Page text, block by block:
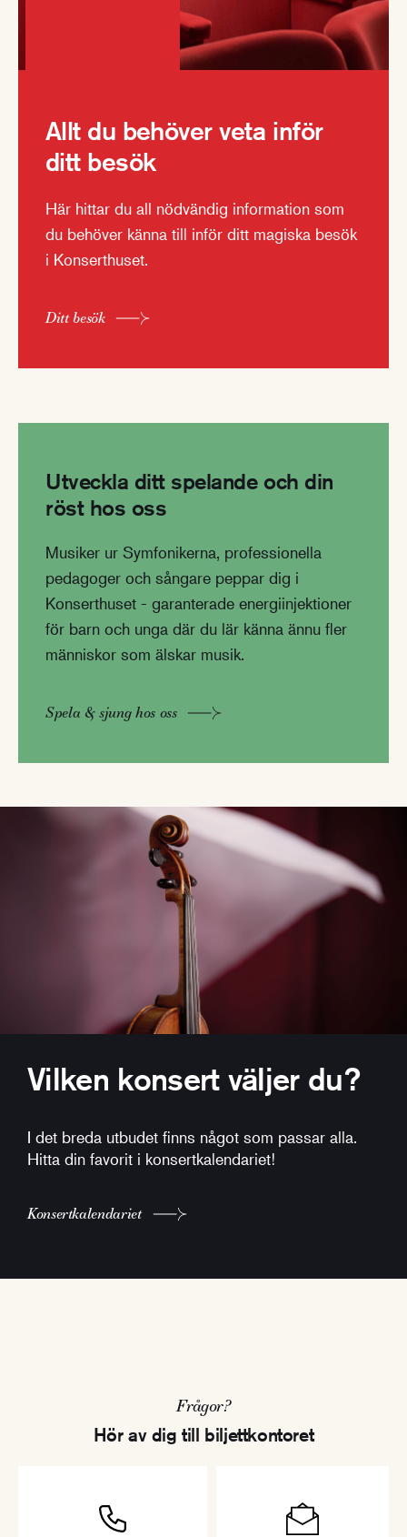
Allt du behöver veta inför
ditt besök
Här hittar du all nödvändig information som
du behöver känna till inför ditt magiska besök
i Konserthuset.
Ditt besök
Utveckla ditt spelande och din
röst hos oss
Musiker ur Symfonikerna, professionella
pedagoger och sångare peppar dig i
Konserthuset - garanterade energiinjektioner
för barn och unga där du lär känna ännu fler
människor som älskar musik.
Spela & sjung hos oss
Vilken konsert väljer du?
I det breda utbudet finns något som passar alla.
Hitta din favorit i konsertkalendariet!
Konsertkalendariet
Frågor?
Hör av dig till biljettkontoret